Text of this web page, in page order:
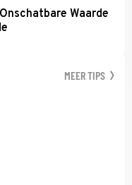
Waarde
MEER TIPS